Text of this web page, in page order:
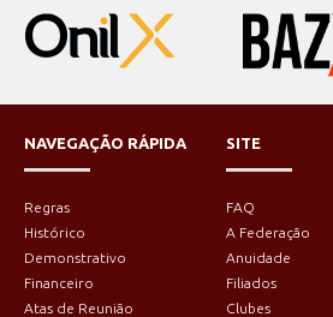
NAVEGAÇÃO RÁPIDA
Regras
Histórico
Demonstrativo
Financeiro
Atas de Reunião
SITE
FAQ
A Federação
Anuidade
Filiados
Clubes